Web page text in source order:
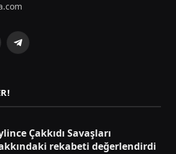
Telegram
Çakkıdı Savaşları
rekabeti değerlendirdi